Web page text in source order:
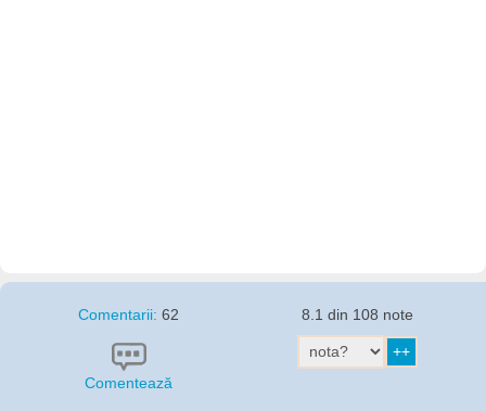
Comentarii:62
Comentează
8.1 din 108 note